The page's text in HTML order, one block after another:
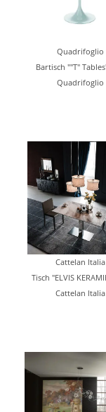
Quadrifoglio
Bartisch ""T"
Quadrifoglio
Cattelan Italia
Tisch "ELVIS
Cattelan Italia